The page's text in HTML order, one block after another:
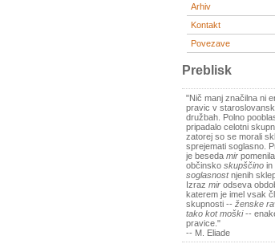
Arhiv
Kontakt
Povezave
Preblisk
"Nič manj značilna ni
pravic v
družbah. Polno
pripadalo celotni
zatorej so se morali
sprejemati soglasno.
je beseda mir pomenila
občinsko skupščino in
soglasnostnjenih
Izraz mir odseva
katerem je imel vsak
skupnosti -- ženske
tako kot moški--
pravice."
-- M. Eliade